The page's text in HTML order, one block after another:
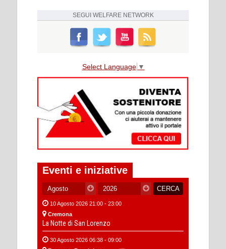
SEGUI WELFARE NETWORK
Select Language ▼
Eventi e iniziative
10 Agosto 2026 21:00 - 23:00
Cremona
La Notte di San Lorenzo
30 Agosto 2026 06:38 - 09:00